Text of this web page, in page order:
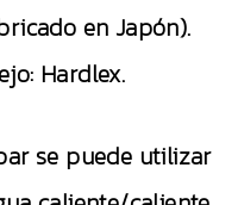
en Japón).
Hardlex.
se puede utilizar